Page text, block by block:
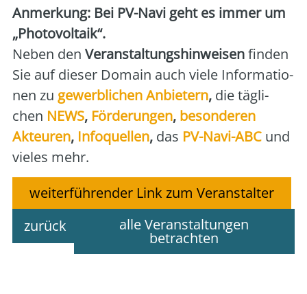
Anmer­kung: Bei PV-Navi geht es immer um
„Pho­to­vol­ta­ik“.
Neben den Ver­an­stal­tungs­hin­wei­senfin­den
Sie auf die­ser Domain auch vie­le Infor­ma­tio­
nen zu gewerb­li­chen Anbie­tern, die täg­li­
chen NEWS, För­de­run­gen, beson­de­ren
Akteu­ren, Info­quel­len, das PV-Navi-ABC und
vie­les mehr.
weiterführender Link zum Veranstalter
zurück
alle Veranstaltungen
betrachten